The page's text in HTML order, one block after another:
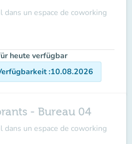
dans un espace de coworking
heute verfügbar
:10.08.2026
- Bureau 04
dans un espace de coworking